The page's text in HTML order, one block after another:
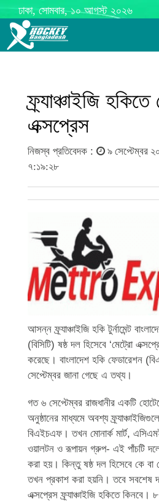
ঢাকা, সোমবার, ১০ আগস্ট ২০২৬
ফ্র্যাঞ্চাইজি
এক্সপ্রেস
নিজস্ব প্রতিবেদক :
৯ সেপ্টেম্বর
৭:১৯:২৮
আসন্ন ফ্র্যাঞ্চাইজি হকি টুর্নামেন্ট
(বিসিটি) ষষ্ঠ দল হিসেবে ‘মেট্রো
করেছে। বাংলাদেশ হকি ফেডারেশন
সেপ্টেম্বর জানা গেছে এ তথ্য।
গত ৬ সেপ্টেম্বর রাজধানীর একটি
অনুষ্ঠানের মাধ্যমে অবশ্য
বিএইচএফ। তখন মোনার্ক মার্ট,
ওয়ালটন ও রূপায়ন গ্রুপ- এই পাঁচটি
করা হয়। কিন্তু ষষ্ঠ দল হিসেবে কে
তখন প্রকাশ করা হয়নি। তবে সবশেষ
এক্সপ্রেস ফ্র্যাঞ্চাইজি হকিতে কিনবে।